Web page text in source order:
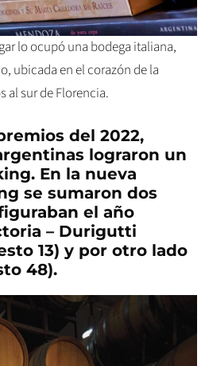
lo ocupó una bodega italiana,
ubicada en el corazón de la
al sur de Florencia.
del 2022,
lograron un
En la nueva
se sumaron dos
el año
– Durigutti
13) y por otro lado
48).